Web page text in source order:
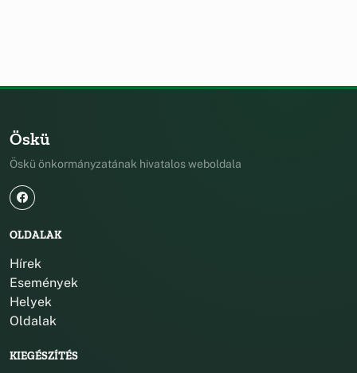
Öskü
Öskü önkormányzatának hivatalos weboldala
OLDALAK
Hírek
Események
Helyek
Oldalak
KIEGÉSZÍTÉS